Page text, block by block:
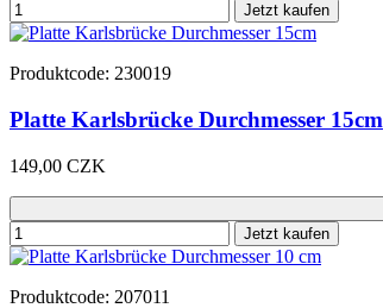
Jetzt kaufen
Produktcode: 230019
Platte Karlsbrücke Durchmesser 15cm
149,00 CZK
Jetzt kaufen
Produktcode: 207011